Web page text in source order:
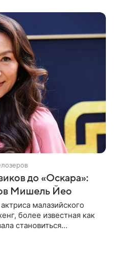
до «Оскара»:
Мишель Йео
малазийского
более известная как
становиться